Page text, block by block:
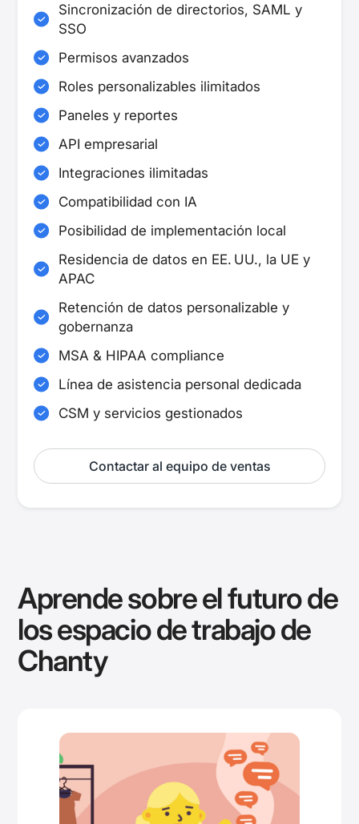
Sincronización de directorios, SAML y
SSO
Permisos avanzados
Roles personalizables ilimitados
Paneles y reportes
API empresarial
Integraciones ilimitadas
Compatibilidad con IA
Posibilidad de implementación local
Residencia de datos en EE. UU., la UE y
APAC
Retención de datos personalizable y
gobernanza
MSA & HIPAA compliance
Línea de asistencia personal dedicada
CSM y servicios gestionados
Contactar al equipo de ventas
Aprende sobre el futuro de
los espacio de trabajo de
Chanty